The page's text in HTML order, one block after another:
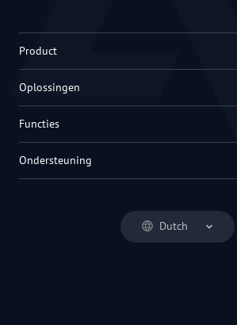
Dutch
Product
Oplossingen
Functies
Ondersteuning